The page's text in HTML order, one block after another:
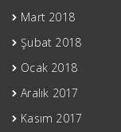
Mart 2018
Şubat 2018
Ocak 2018
Aralık 2017
Kasım 2017